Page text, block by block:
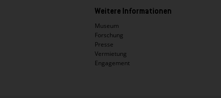
Weitere Informationen
Museum
Forschung
Presse
Vermietung
Engagement